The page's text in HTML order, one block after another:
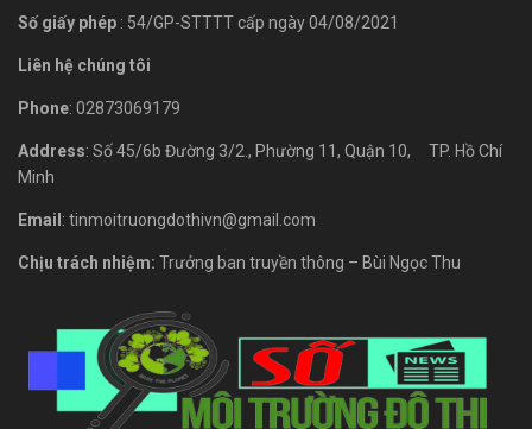
Số giấy phép : 54/GP-STTTT cấp ngày 04/08/2021
Liên hệ chúng tôi
Phone: 02873069179
Address: Số 45/6b Đường 3/2., Phường 11, Quận 10, TP. Hồ Chí
Minh
Email : tinmoitruongdothivn@gmail.com
Chịu trách nhiệm: Trưởng ban truyền thông – Bùi Ngọc Thu